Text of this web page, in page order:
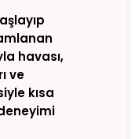
havası,
ve
kısa